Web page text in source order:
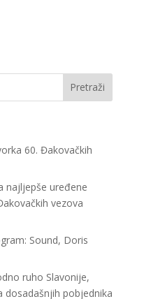
60. Đakovačkih
najljepše uređene
vezova
Sound, Doris
ruho Slavonije,
dosadašnjih pobjednika